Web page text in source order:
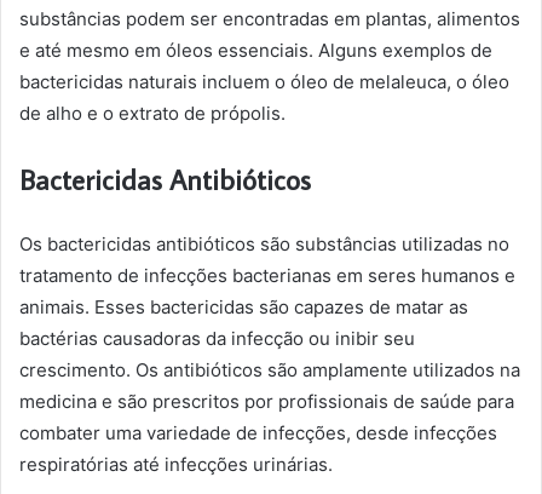
substâncias podem ser encontradas em plantas, alimentos
e até mesmo em óleos essenciais. Alguns exemplos de
bactericidas naturais incluem o óleo de melaleuca, o óleo
de alho e o extrato de própolis.
Bactericidas Antibióticos
Os bactericidas antibióticos são substâncias utilizadas no
tratamento de infecções bacterianas em seres humanos e
animais. Esses bactericidas são capazes de matar as
bactérias causadoras da infecção ou inibir seu
crescimento. Os antibióticos são amplamente utilizados na
medicina e são prescritos por profissionais de saúde para
combater uma variedade de infecções, desde infecções
respiratórias até infecções urinárias.